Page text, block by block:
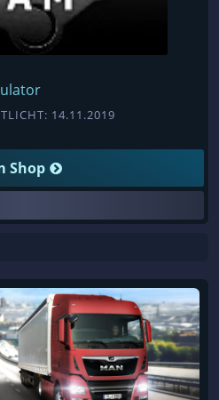
14.11.2019
Shop